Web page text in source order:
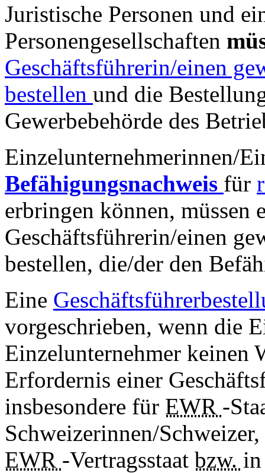
Juristische Personen und
Personengesellschaften
Geschäftsführerin/einen
bestellen und die
Gewerbebehörde des
Einzelunternehmerinnen/
Befähigungsnachweis für
erbringen können, müssen
Geschäftsführerin/einen
bestellen, die/der den
Eine
vorgeschrieben, wenn die
Einzelunternehmer keinen
Erfordernis einer
insbesondere für EWR -
Schweizerinnen/
EWR -Vertragsstaat bzw. in